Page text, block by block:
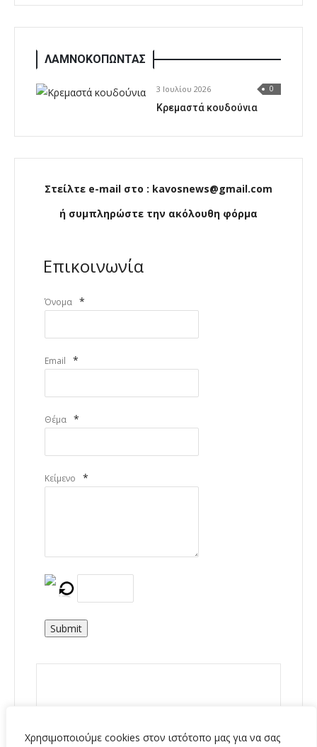
Χρησιμοποιούμε cookies στον ιστότοπο μας για να σας
ΛΑΜΝΟΚΟΠΩΝΤΑΣ
3 Ιουλίου 2026 0
Κρεμαστά κουδούνια
Στείλτε e-mail στο : kavosnews@gmail.com
ή συμπληρώστε την ακόλουθη φόρμα
Επικοινωνία
Όνομα *
Email *
Θέμα *
Κείμενο *
Submit